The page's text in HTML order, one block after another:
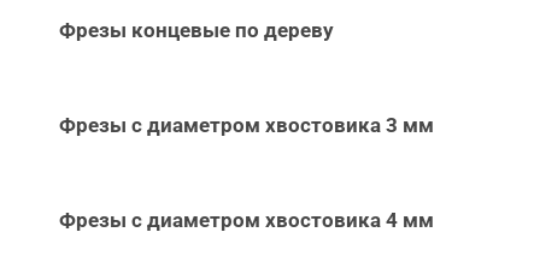
Фрезы концевые по дереву
Фрезы с диаметром хвостовика 3 мм
Фрезы с диаметром хвостовика 4 мм